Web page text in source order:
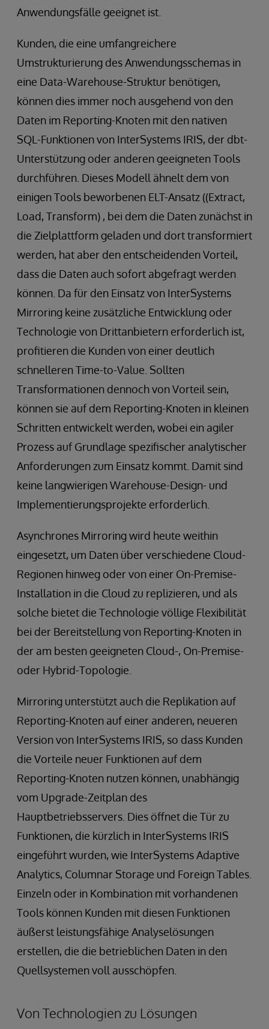
Anwendungsfälle geeignet ist.
Kunden, die eine umfangreichere
Umstrukturierung des Anwendungsschemas in
eine Data-Warehouse-Struktur benötigen,
können dies immer noch ausgehend von den
Daten im Reporting-Knoten mit den nativen
SQL-Funktionen von InterSystems IRIS, der dbt-
Unterstützung oder anderen geeigneten Tools
durchführen. Dieses Modell ähnelt dem von
einigen Tools beworbenen ELT-Ansatz ((Extract,
Load, Transform) , bei dem die Daten zunächst in
die Zielplattform geladen und dort transformiert
werden, hat aber den entscheidenden Vorteil,
dass die Daten auch sofort abgefragt werden
können. Da für den Einsatz von InterSystems
Mirroring keine zusätzliche Entwicklung oder
Technologie von Drittanbietern erforderlich ist,
profitieren die Kunden von einer deutlich
schnelleren Time-to-Value. Sollten
Transformationen dennoch von Vorteil sein,
können sie auf dem Reporting-Knoten in kleinen
Schritten entwickelt werden, wobei ein agiler
Prozess auf Grundlage spezifischer analytischer
Anforderungen zum Einsatz kommt. Damit sind
keine langwierigen Warehouse-Design- und
Implementierungsprojekte erforderlich.
Asynchrones Mirroring wird heute weithin
eingesetzt, um Daten über verschiedene Cloud-
Regionen hinweg oder von einer On-Premise-
Installation in die Cloud zu replizieren, und als
solche bietet die Technologie völlige Flexibilität
bei der Bereitstellung von Reporting-Knoten in
der am besten geeigneten Cloud-, On-Premise-
oder Hybrid-Topologie.
Mirroring unterstützt auch die Replikation auf
Reporting-Knoten auf einer anderen, neueren
Version von InterSystems IRIS, so dass Kunden
die Vorteile neuer Funktionen auf dem
Reporting-Knoten nutzen können, unabhängig
vom Upgrade-Zeitplan des
Hauptbetriebsservers. Dies öffnet die Tür zu
Funktionen, die kürzlich in InterSystems IRIS
eingeführt wurden, wie InterSystems Adaptive
Analytics, Columnar Storage und Foreign Tables.
Einzeln oder in Kombination mit vorhandenen
Tools können Kunden mit diesen Funktionen
äußerst leistungsfähige Analyselösungen
erstellen, die die betrieblichen Daten in den
Quellsystemen voll ausschöpfen.
Von Technologien zu Lösungen